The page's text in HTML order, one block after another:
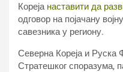
Кореја наставити да
одговор на појачану
савезника у региону.
Северна Кореја и Руска
Стратешког споразума,